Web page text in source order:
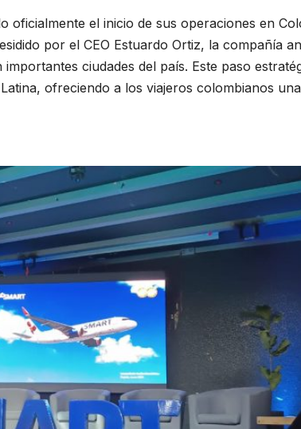
oficialmente el inicio de sus operaciones en
por el CEO Estuardo Ortiz, la compañía
ciudades del país. Este paso
ofreciendo a los viajeros colombianos